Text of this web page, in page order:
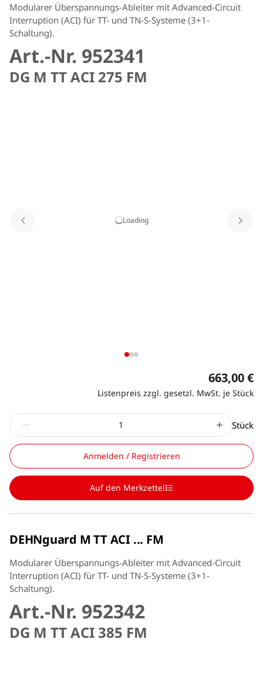
Modularer Überspannungs-Ableiter mit Advanced-Circuit
Interruption (ACI) für TT- und TN-S-Systeme (3+1-
Schaltung).
Art.-Nr. 952341
DG M TT ACI 275 FM
Loading
663,00 €
Listenpreis zzgl. gesetzl. MwSt. je Stück
Stück
Anmelden / Registrieren
Auf den Merkzettel
DEHNguard M TT ACI ... FM
Modularer Überspannungs-Ableiter mit Advanced-Circuit
Interruption (ACI) für TT- und TN-S-Systeme (3+1-
Schaltung).
Art.-Nr. 952342
DG M TT ACI 385 FM